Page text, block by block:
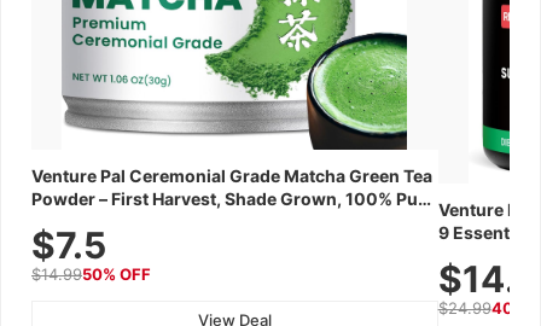
Venture Pal Ceremonial Grade Matcha Green Tea
Powder – First Harvest, Shade Grown, 100% Pure
Gluten-Free, 30g Tin
$7.5
$14.9950% OFF
View Deal
Venture Pal
9 Essential
Recovery,
$24.9940%